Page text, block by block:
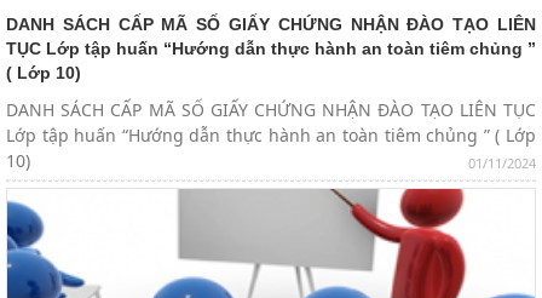
01/11/2024
DANH SÁCH CẤP MÃ SỐ GIẤY CHỨNG NHẬN ĐÀO TẠO LIÊN
TỤC Lớp tập huấn “Hướng dẫn thực hành an toàn tiêm chủng ”
( Lớp 10)
DANH SÁCH CẤP MÃ SỐ GIẤY CHỨNG NHẬN ĐÀO TẠO LIÊN TỤC
Lớp tập huấn “Hướng dẫn thực hành an toàn tiêm chủng ” ( Lớp
10)